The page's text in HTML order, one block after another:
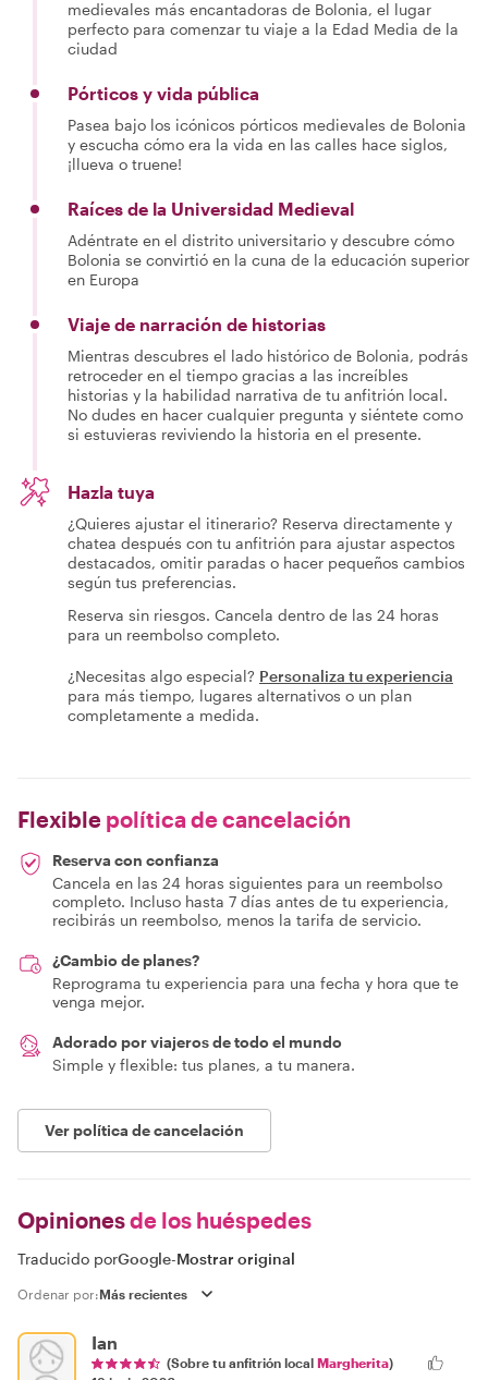
medievales más encantadoras de Bolonia, el lugar
perfecto para comenzar tu viaje a la Edad Media de la
ciudad
Pórticos y vida pública
Pasea bajo los icónicos pórticos medievales de Bolonia
y escucha cómo era la vida en las calles hace siglos,
¡llueva o truene!
Raíces de la Universidad Medieval
Adéntrate en el distrito universitario y descubre cómo
Bolonia se convirtió en la cuna de la educación superior
en Europa
Viaje de narración de historias
Mientras descubres el lado histórico de Bolonia, podrás
retroceder en el tiempo gracias a las increíbles
historias y la habilidad narrativa de tu anfitrión local.
No dudes en hacer cualquier pregunta y siéntete como
si estuvieras reviviendo la historia en el presente.
Hazla tuya
¿Quieres ajustar el itinerario? Reserva directamente y
chatea después con tu anfitrión para ajustar aspectos
destacados, omitir paradas o hacer pequeños cambios
según tus preferencias.
Reserva sin riesgos. Cancela dentro de las 24 horas
para un reembolso completo.
¿Necesitas algo especial? Personaliza tu experiencia
para más tiempo, lugares alternativos o un plan
completamente a medida.
Flexible política de cancelación
Reserva con confianza
Cancela en las 24 horas siguientes para un reembolso
completo. Incluso hasta 7 días antes de tu experiencia,
recibirás un reembolso, menos la tarifa de servicio.
¿Cambio de planes?
Reprograma tu experiencia para una fecha y hora que te
venga mejor.
Adorado por viajeros de todo el mundo
Simple y flexible: tus planes, a tu manera.
Ver política de cancelación
Opinionesde los huéspedes
Traducido porGoogle-Mostrar original
Ordenar por:
Ian
(Sobre tu anfitrión local Margherita)